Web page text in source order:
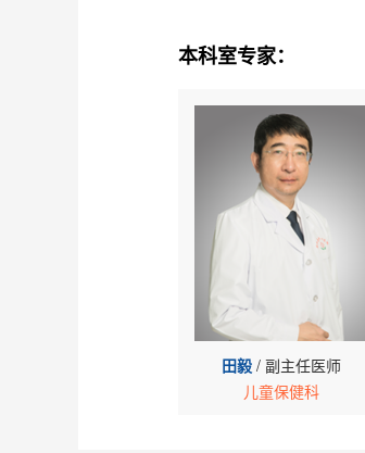
本科室专家：
田毅 / 副主任医师
儿童保健科